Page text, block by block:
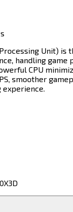
Unit) is
handling game
CPU
smoother